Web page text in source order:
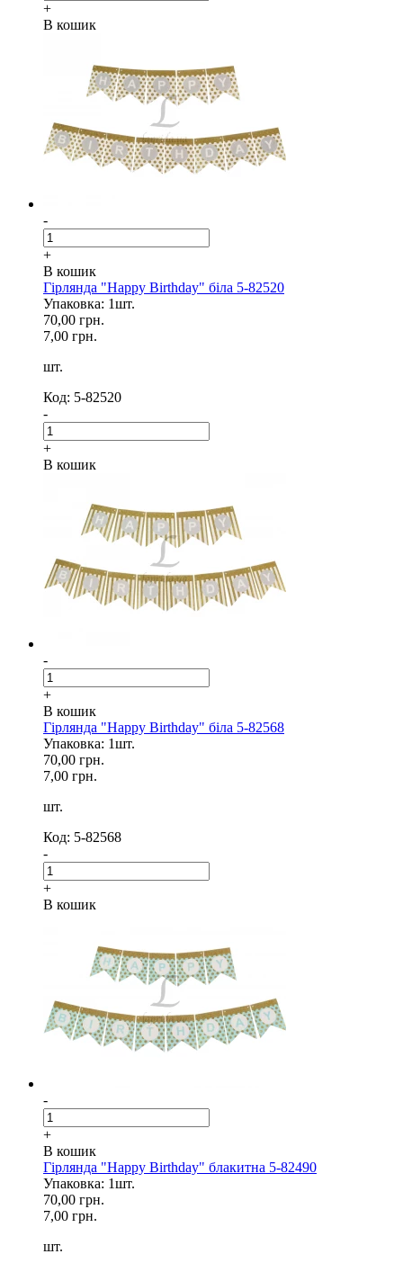
+
В кошик
-
+
В кошик
Гірлянда "Happy Birthday" біла 5-82520
Упаковка: 1шт.
70,00 грн.
7,00 грн.
шт.
Код: 5-82520
-
+
В кошик
-
+
В кошик
Гірлянда "Happy Birthday" біла 5-82568
Упаковка: 1шт.
70,00 грн.
7,00 грн.
шт.
Код: 5-82568
-
+
В кошик
-
+
В кошик
Гірлянда "Happy Birthday" блакитна 5-82490
Упаковка: 1шт.
70,00 грн.
7,00 грн.
шт.